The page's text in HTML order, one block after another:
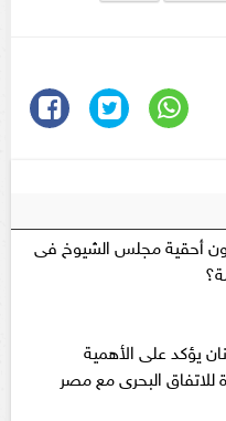
أحقية مجلس الشيوخ فى
يؤكد على الأهمية
للاتفاق البحرى مع مصر